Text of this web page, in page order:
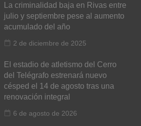
La criminalidad baja en Rivas entre
julio y septiembre pese al aumento
acumulado del año
2 de diciembre de 2025
El estadio de atletismo del Cerro
del Telégrafo estrenará nuevo
césped el 14 de agosto tras una
renovación integral
6 de agosto de 2026